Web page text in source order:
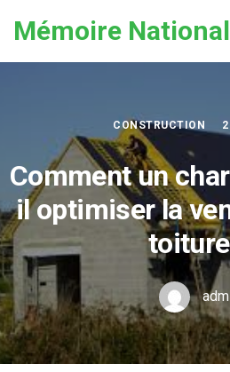
Mémoire
CONSTRUCTION
Comment un
il optimiser la